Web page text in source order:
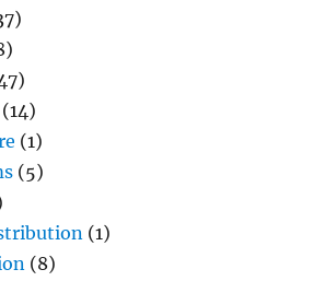
(14)
(1)
(5)
(1)
(8)